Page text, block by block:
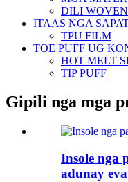
DILI
ITAAS NGA
TPU FILM
TOE PUFF UG
HOT MELT
TIP PUFF
Gipili nga mga
Insole nga
adunay eva